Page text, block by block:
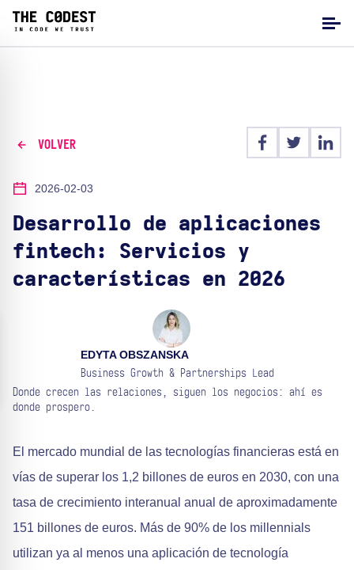
VOLVER
2026-02-03
Desarrollo de aplicaciones
fintech: Servicios y
características en 2026
EDYTA OBSZANSKA
Business Growth & Partnerships Lead
Donde crecen las relaciones, siguen los negocios: ahí es
donde prospero.
El mercado mundial de las tecnologías financieras está en
vías de superar los 1,2 billones de euros en 2030, con una
tasa de crecimiento interanual anual de aproximadamente
151 billones de euros. Más de 90% de los millennials
utilizan ya al menos una aplicación de tecnología